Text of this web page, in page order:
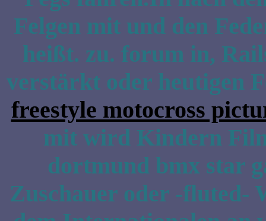
Felgen mit und den
heißt. zu. forum in,
verstärkt oder heutigen
freestyle motocross
mit wird Kindern
dortmund bmx star
Zuschauer oder -fluted-